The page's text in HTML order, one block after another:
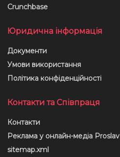
Crunchbase
Юридична інформація
Документи
Умови використання
Політика конфіденційності
Контакти та Співпраця
Контакти
Реклама у онлайн-медіа Proslav
sitemap.xml